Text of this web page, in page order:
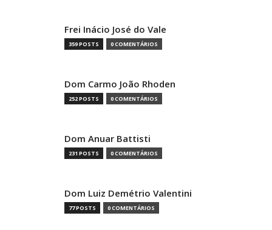
Frei Inácio José do Vale
359 POSTS 0 COMENTÁRIOS
Dom Carmo João Rhoden
252 POSTS 0 COMENTÁRIOS
Dom Anuar Battisti
231 POSTS 0 COMENTÁRIOS
Dom Luiz Demétrio Valentini
77 POSTS 0 COMENTÁRIOS